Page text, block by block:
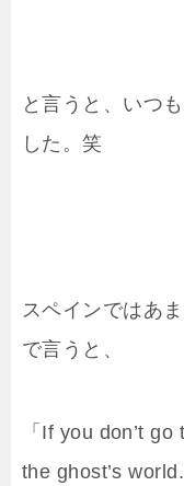
と言うと、いつ
した。笑
スペインではあ
で言うと、
「If you don’t
the ghost’s world.